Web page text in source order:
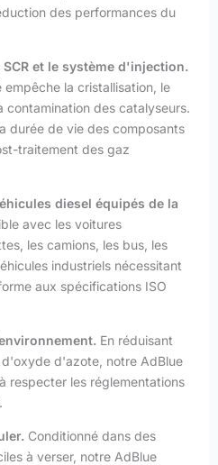
des performances du
et le système d'injection.
la cristallisation, le
contamination des catalyseurs.
durée de vie des composants
traitement des gaz
diesel équipés de la
avec les voitures
les camions, les bus, les
industriels nécessitant
aux spécifications ISO
En réduisant
d'azote, notre AdBlue
respecter les réglementations
Conditionné dans des
à verser, notre AdBlue